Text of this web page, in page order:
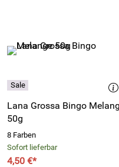
Lana Grossa Bingo
50g
8 Farben
Sofort lieferbar
4,50 €*